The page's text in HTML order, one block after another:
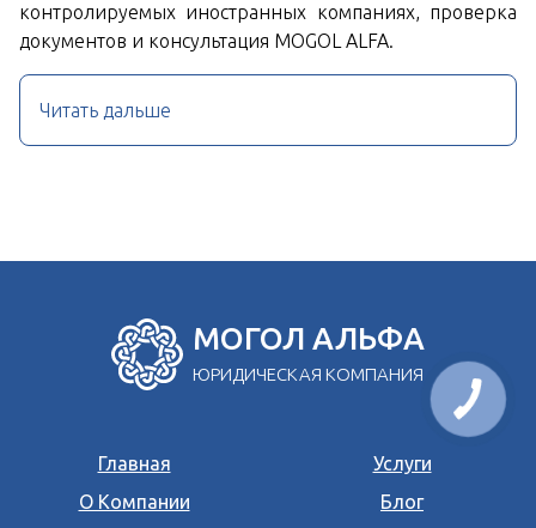
контролируемых иностранных компаниях, проверка
документов и консультация MOGOL ALFA.
Читать дальше
МОГОЛ АЛЬФА
ЮРИДИЧЕСКАЯ КОМПАНИЯ
Главная
Услуги
О Компании
Блог